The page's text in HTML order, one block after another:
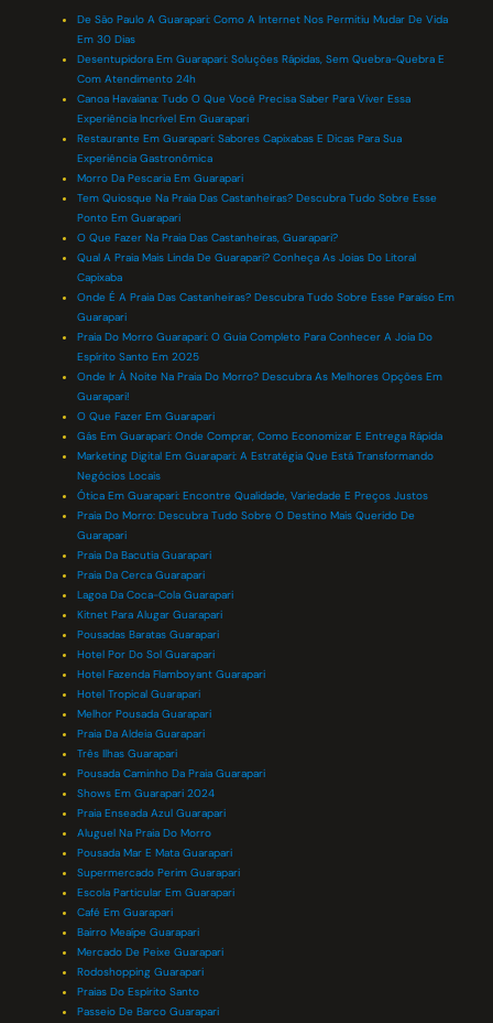
De São Paulo A Guarapari: Como A Internet Nos Permitiu Mudar De Vida
Em 30 Dias
Desentupidora Em Guarapari: Soluções Rápidas, Sem Quebra-Quebra E
Com Atendimento 24h
Canoa Havaiana: Tudo O Que Você Precisa Saber Para Viver Essa
Experiência Incrível Em Guarapari
Restaurante Em Guarapari: Sabores Capixabas E Dicas Para Sua
Experiência Gastronômica
Morro Da Pescaria Em Guarapari
Tem Quiosque Na Praia Das Castanheiras? Descubra Tudo Sobre Esse
Ponto Em Guarapari
O Que Fazer Na Praia Das Castanheiras, Guarapari?
Qual A Praia Mais Linda De Guarapari? Conheça As Joias Do Litoral
Capixaba
Onde É A Praia Das Castanheiras? Descubra Tudo Sobre Esse Paraíso Em
Guarapari
Praia Do Morro Guarapari: O Guia Completo Para Conhecer A Joia Do
Espírito Santo Em 2025
Onde Ir À Noite Na Praia Do Morro? Descubra As Melhores Opções Em
Guarapari!
O Que Fazer Em Guarapari
Gás Em Guarapari: Onde Comprar, Como Economizar E Entrega Rápida
Marketing Digital Em Guarapari: A Estratégia Que Está Transformando
Negócios Locais
Ótica Em Guarapari: Encontre Qualidade, Variedade E Preços Justos
Praia Do Morro: Descubra Tudo Sobre O Destino Mais Querido De
Guarapari
Praia Da Bacutia Guarapari
Praia Da Cerca Guarapari
Lagoa Da Coca-Cola Guarapari
Kitnet Para Alugar Guarapari
Pousadas Baratas Guarapari
Hotel Por Do Sol Guarapari
Hotel Fazenda Flamboyant Guarapari
Hotel Tropical Guarapari
Melhor Pousada Guarapari
Praia Da Aldeia Guarapari
Três Ilhas Guarapari
Pousada Caminho Da Praia Guarapari
Shows Em Guarapari 2024
Praia Enseada Azul Guarapari
Aluguel Na Praia Do Morro
Pousada Mar E Mata Guarapari
Supermercado Perim Guarapari
Escola Particular Em Guarapari
Café Em Guarapari
Bairro Meaípe Guarapari
Mercado De Peixe Guarapari
Rodoshopping Guarapari
Praias Do Espírito Santo
Passeio De Barco Guarapari